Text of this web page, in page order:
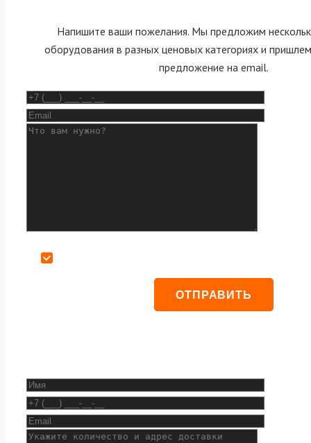
Напишите ваши пожелания. Мы предложим
оборудования в разных ценовых категориях и
предложение на email.